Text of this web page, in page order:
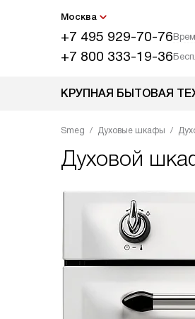
Москва
+7 495 929-70-76
+7 800 333-19-36
КРУПНАЯ БЫТОВАЯ
Smeg Духовые шкафы
Духовой